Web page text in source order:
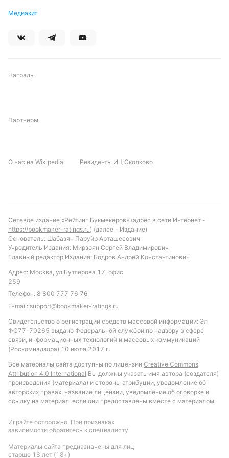
Медиакит
Награды
Партнеры
О нас на Wikipedia Резиденты ИЦ Сколково
Сетевое издание «Рейтинг Букмекеров» (адрес в сети Интернет -
https://bookmaker-ratings.ru) (далее - Издание)
Основатель: Шабазян Паруйр Арташесович
Учредитель Издания: Мирзоян Сергей Владимирович
Главный редактор Издания: Бодров Андрей Константинович
Адрес: Москва, ул.Бутлерова 17, офис
259
Телефон: 8 800 777 76 76
E-mail: support@bookmaker-ratings.ru
Свидетельство о регистрации средств массовой информации: Эл
ФС77-70265 выдано Федеральной службой по надзору в сфере
связи, информационных технологий и массовых коммуникаций
(Роскомнадзора) 10 июля 2017 г.
Все материалы сайта доступны по лицензии Creative Commons
Attribution 4.0 International Вы должны указать имя автора (создателя)
произведения (материала) и стороны атрибуции, уведомление об
авторских правах, название лицензии, уведомление об оговорке и
ссылку на материал, если они предоставлены вместе с материалом.
Играйте осторожно. При признаках
зависимости обратитесь к специалисту
Материалы сайта предназначены для лиц
старше 18 лет (18+)